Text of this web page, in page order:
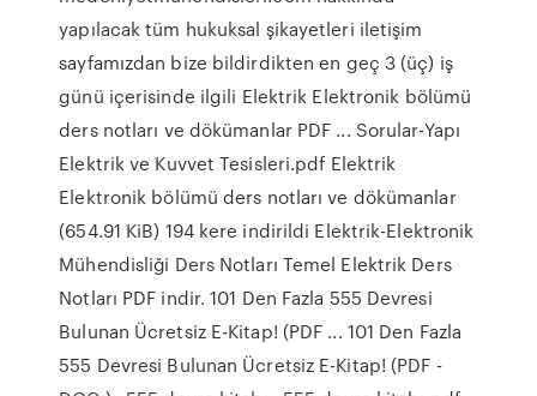
yapılacak tüm hukuksal şikayetleri iletişim
sayfamızdan bize bildirdikten en geç 3 (üç) iş
günü içerisinde ilgili Elektrik Elektronik bölümü
ders notları ve dökümanlar PDF ... Sorular-Yapı
Elektrik ve Kuvvet Tesisleri.pdf Elektrik
Elektronik bölümü ders notları ve dökümanlar
(654.91 KiB) 194 kere indirildi Elektrik-Elektronik
Mühendisliği Ders Notları Temel Elektrik Ders
Notları PDF indir. 101 Den Fazla 555 Devresi
Bulunan Ücretsiz E-Kitap! (PDF ... 101 Den Fazla
555 Devresi Bulunan Ücretsiz E-Kitap! (PDF -